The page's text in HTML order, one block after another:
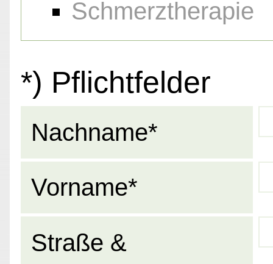
Schmerztherapie
*) Pflichtfelder
Nachname*
Vorname*
Straße &